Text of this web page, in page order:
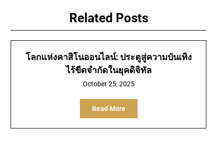
Related Posts
โลกแห่งคาสิโนออนไลน์: ประตูสู่ความบันเทิง
ไร้ขีดจำกัดในยุคดิจิทัล
October 25, 2025
Read More